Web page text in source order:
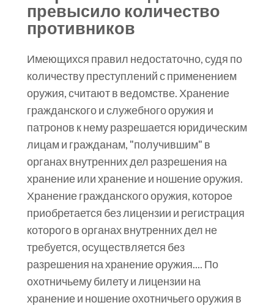
превысило количество
противников
Имеющихся правил недостаточно, судя по
количеству преступлений с применением
оружия, считают в ведомстве. Хранение
гражданского и служебного оружия и
патронов к нему разрешается юридическим
лицам и гражданам, "получившим" в
органах внутренних дел разрешения на
хранение или хранение и ношение оружия.
Хранение гражданского оружия, которое
приобретается без лицензии и регистрация
которого в органах внутренних дел не
требуется, осуществляется без
разрешения на хранение оружия.... По
охотничьему билету и лицензии на
хранение и ношение охотничьего оружия в